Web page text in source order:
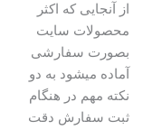
از آنجایی که اکثر
محصولات سایت
بصورت سفارشی
آماده میشود به دو
نکته مهم در هنگام
ثبت سفارش دقت